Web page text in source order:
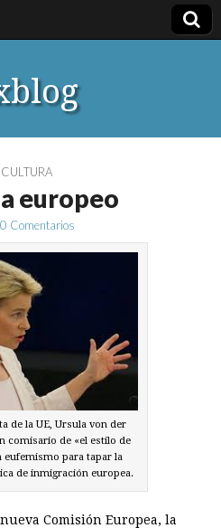
CULTURA
europeo
Comentarios
de la UE, Ursula von der
comisario de «el estilo de
eufemismo para tapar la
de inmigración europea.
Comisión Europea, la